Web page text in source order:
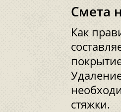
Смета
Как
стяжки.